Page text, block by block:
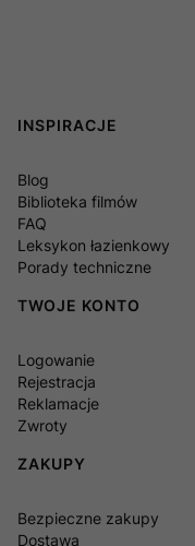
Linki w stopce
INSPIRACJE
Blog
Biblioteka filmów
FAQ
Leksykon łazienkowy
Porady techniczne
TWOJE KONTO
Logowanie
Rejestracja
Reklamacje
Zwroty
ZAKUPY
Bezpieczne zakupy
Dostawa